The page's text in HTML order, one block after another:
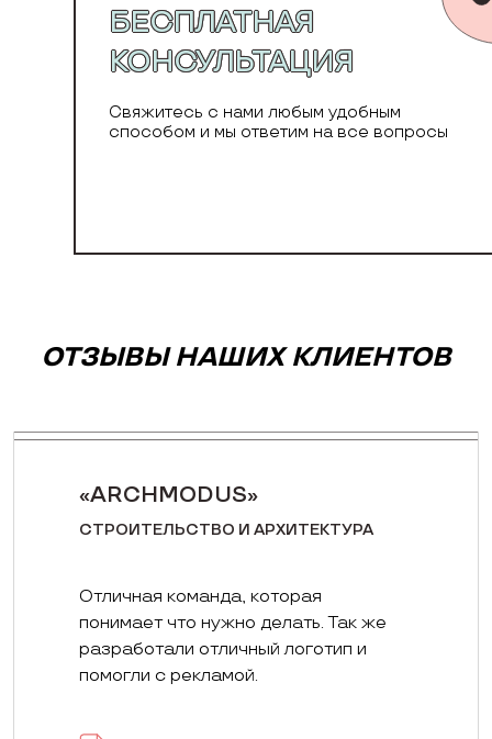
БЕСПЛАТНАЯ
КОНСУЛЬТАЦИЯ
Свяжитесь с нами любым удобным
способом и мы ответим на все вопросы
ОТЗЫВЫ НАШИХ КЛИЕНТОВ
«ARCHMODUS»
СТРОИТЕЛЬСТВО И АРХИТЕКТУРА
Отличная команда, которая
понимает что нужно делать. Так же
разработали отличный логотип и
помогли с рекламой.